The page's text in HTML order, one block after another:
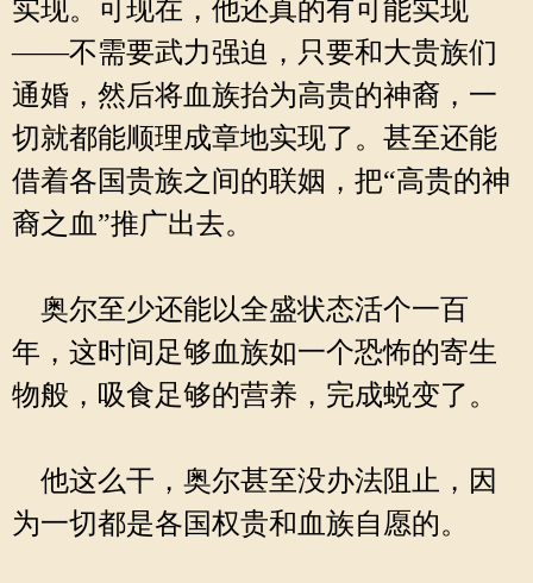
实现。可现在，他还真的有可能实现
——不需要武力强迫，只要和大贵族们
通婚，然后将血族抬为高贵的神裔，一
切就都能顺理成章地实现了。甚至还能
借着各国贵族之间的联姻，把“高贵的神
裔之血”推广出去。
奥尔至少还能以全盛状态活个一百
年，这时间足够血族如一个恐怖的寄生
物般，吸食足够的营养，完成蜕变了。
他这么干，奥尔甚至没办法阻止，因
为一切都是各国权贵和血族自愿的。